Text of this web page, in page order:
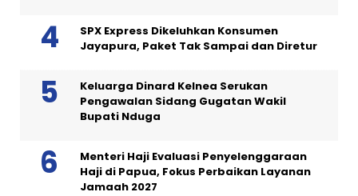
SPX Express Dikeluhkan Konsumen
Jayapura, Paket Tak Sampai dan Diretur
Keluarga Dinard Kelnea Serukan
Pengawalan Sidang Gugatan Wakil
Bupati Nduga
Menteri Haji Evaluasi Penyelenggaraan
Haji di Papua, Fokus Perbaikan Layanan
Jamaah 2027